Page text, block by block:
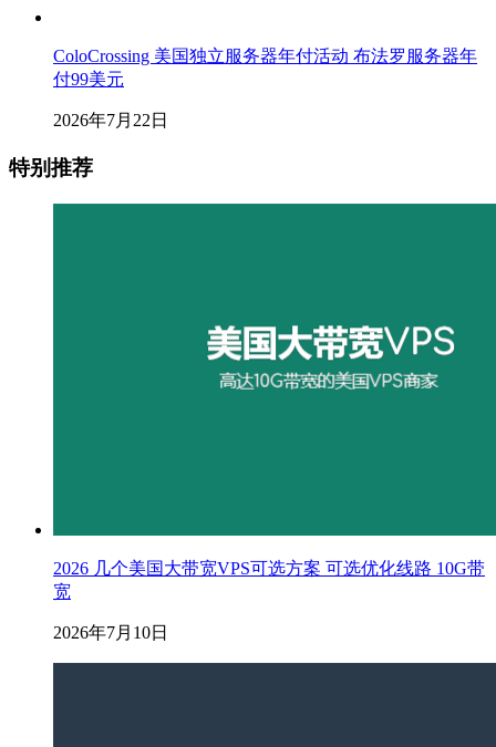
ColoCrossing 美国独立服务器年付活动 布法罗服务器年
付99美元
2026年7月22日
特别推荐
2026 几个美国大带宽VPS可选方案 可选优化线路 10G带
宽
2026年7月10日